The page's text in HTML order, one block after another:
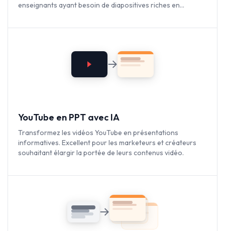
enseignants ayant besoin de diapositives riches en
YouTube en PPT avec IA
Transformez les vidéos YouTube en présentations
informatives. Excellent pour les marketeurs et créateurs
souhaitant élargir la portée de leurs contenus vidéo.